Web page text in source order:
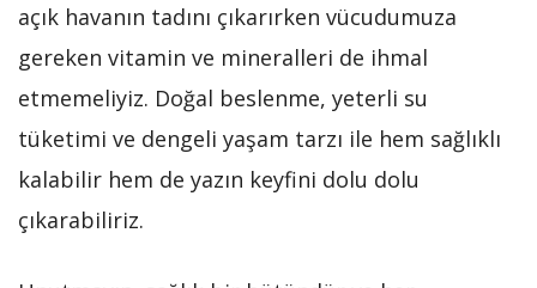
açık havanın tadını çıkarırken vücudumuza
gereken vitamin ve mineralleri de ihmal
etmemeliyiz. Doğal beslenme, yeterli su
tüketimi ve dengeli yaşam tarzı ile hem sağlıklı
kalabilir hem de yazın keyfini dolu dolu
çıkarabiliriz.